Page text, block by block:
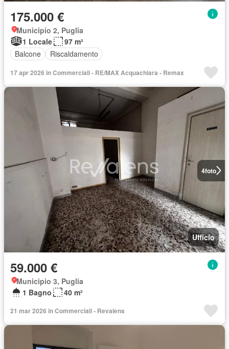
175.000 €
Municipio 2, Puglia
1 Locale
97 m²
Balcone
Riscaldamento
17 apr 2026 in Commerciali - RE/MAX Acquachiara - Remax
4foto
Ufficio
59.000 €
Municipio 3, Puglia
1 Bagno
40 m²
21 mar 2026 in Commerciali - Revalens